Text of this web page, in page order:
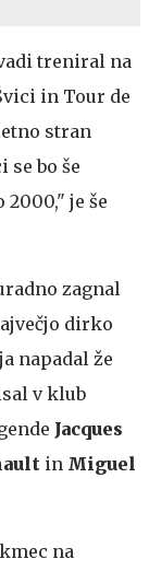
treniral na
in Tour de
stran
se bo še
je še
zagnal
dirko
napadal že
v klub
Jacques
in Miguel
na